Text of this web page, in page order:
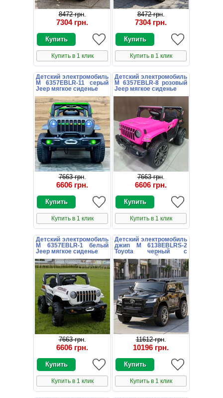
8472 грн.
7304 грн.
Купить в 1 клик
8472 грн.
7304 грн.
Купить в 1 клик
Детский электромобиль
M 6357EBLR-11 серый
Jeep мягкое сиденье
7663 грн.
6606 грн.
Купить в 1 клик
Детский электромобиль
M 6357EBLR-8 розовый
Jeep мягкое сиденье
7663 грн.
6606 грн.
Купить в 1 клик
Детский электромобиль
M 6357EBLR-1 белый
Jeep мягкое сиденье
7663 грн.
6606 грн.
Купить в 1 клик
Детский электромобиль
джип M 6138EBLRS-2
Toyota черный с
автопокраской
11612 грн.
10196 грн.
Купить в 1 клик